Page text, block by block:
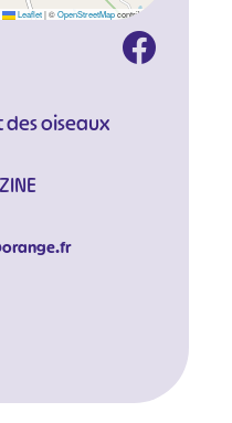
Leaflet |©OpenStreetMapcontributors
des oiseaux